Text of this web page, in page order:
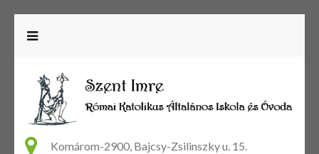
Komárom-2900, Bajcsy-Zsilinszky u. 15.